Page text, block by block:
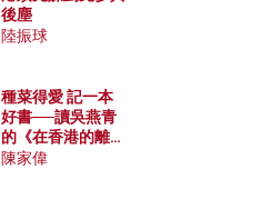
後塵
陸振球
種菜得愛 記一本
好書──讀吳燕青
的《在香港的離島
種菜》
陳家偉